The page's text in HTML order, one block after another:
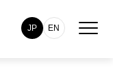
JP EN